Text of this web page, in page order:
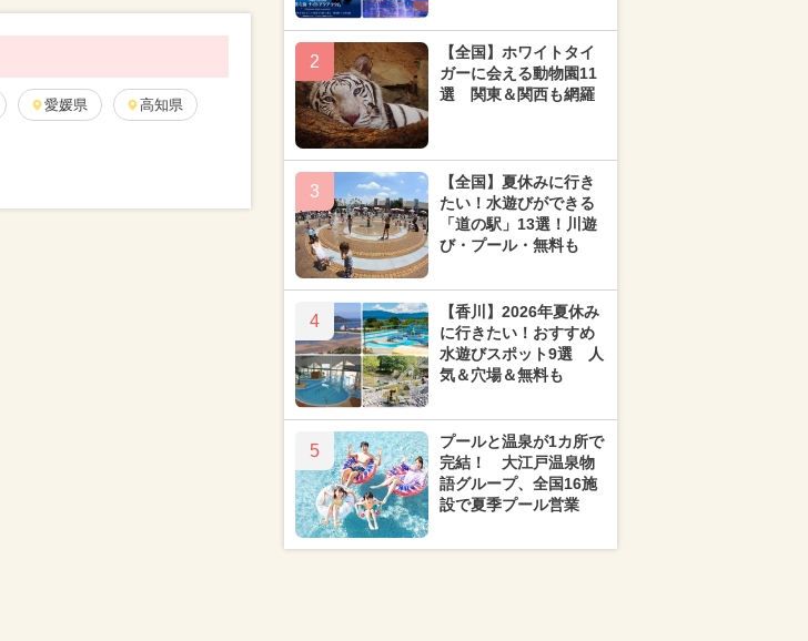
愛媛県 高知県
2
【全国】ホワイトタイ
ガーに会える動物園11
選 関東＆関西も網羅
3
【全国】夏休みに行き
たい！水遊びができる
「道の駅」13選！川遊
び・プール・無料も
4
【香川】2026年夏休み
に行きたい！おすすめ
水遊びスポット9選 人
気＆穴場＆無料も
5
プールと温泉が1カ所で
完結！ 大江戸温泉物
語グループ、全国16施
設で夏季プール営業